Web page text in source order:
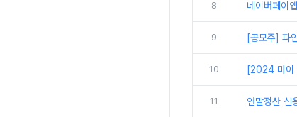
8 네이버페이
9 [공모주] 파
10 [2024 마이
11 연말정산 신